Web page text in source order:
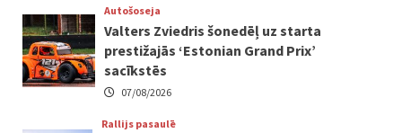
Autošoseja
Valters Zviedris šonedēļ uz starta
prestižajās ‘Estonian Grand Prix’
sacīkstēs
07/08/2026
Rallijs pasaulē